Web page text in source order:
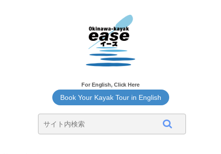
For English, Click Here
Book Your Kayak Tour in English